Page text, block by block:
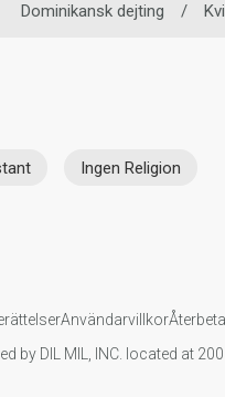
Dominikansk dejting /
Ingen Religion
Användarvillkor
by DIL MIL, INC. located at